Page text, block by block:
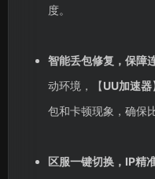
度。
智能丢包修复，保障
动环境，【UU加速器
包和卡顿现象，确保
区服一键切换，IP精